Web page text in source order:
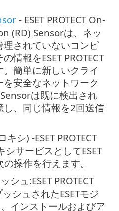
- ESET PROTECT On-
(RD) Sensorは、ネッ
理されていないコンピ
情報をESET PROTECT
簡単に新しいクライ
安全なネットワーク
は既に検出され
、同じ情報を2回送信
キシ) -ESET PROTECT
サービスとしてESET
操作を行えます。
シュ:ESET PROTECT
シュされたESETモジ
インストールおよびア